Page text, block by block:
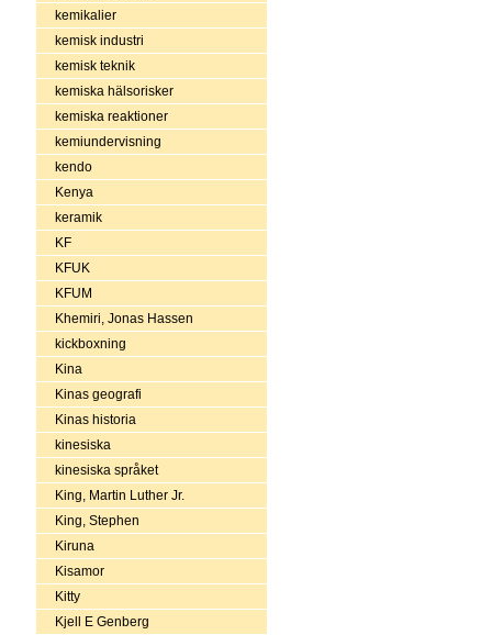
kemikalier
kemisk industri
kemisk teknik
kemiska hälsorisker
kemiska reaktioner
kemiundervisning
kendo
Kenya
keramik
KF
KFUK
KFUM
Khemiri, Jonas Hassen
kickboxning
Kina
Kinas geografi
Kinas historia
kinesiska
kinesiska språket
King, Martin Luther Jr.
King, Stephen
Kiruna
Kisamor
Kitty
Kjell E Genberg